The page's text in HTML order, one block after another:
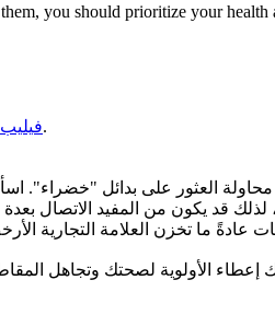
you should prioritize your
.
العثور على بدائل "خضراء".
قد يكون من المفيد الاتصال بعدة
عادةً ما تخزن العلامة التجارية